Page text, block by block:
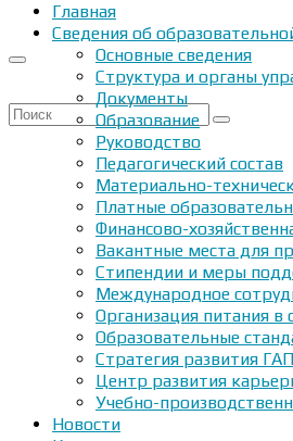
Искать:
Главная
Сведения об
Основные сведения
Структура и органы
Документы
Образование
Руководство
Педагогический состав
Материально-
Платные
Финансово-
Вакантные места для
Стипендии и меры
Международное
Организация питания в
Образовательные
Стратегия развития
Центр развития
Учебно-
Новости